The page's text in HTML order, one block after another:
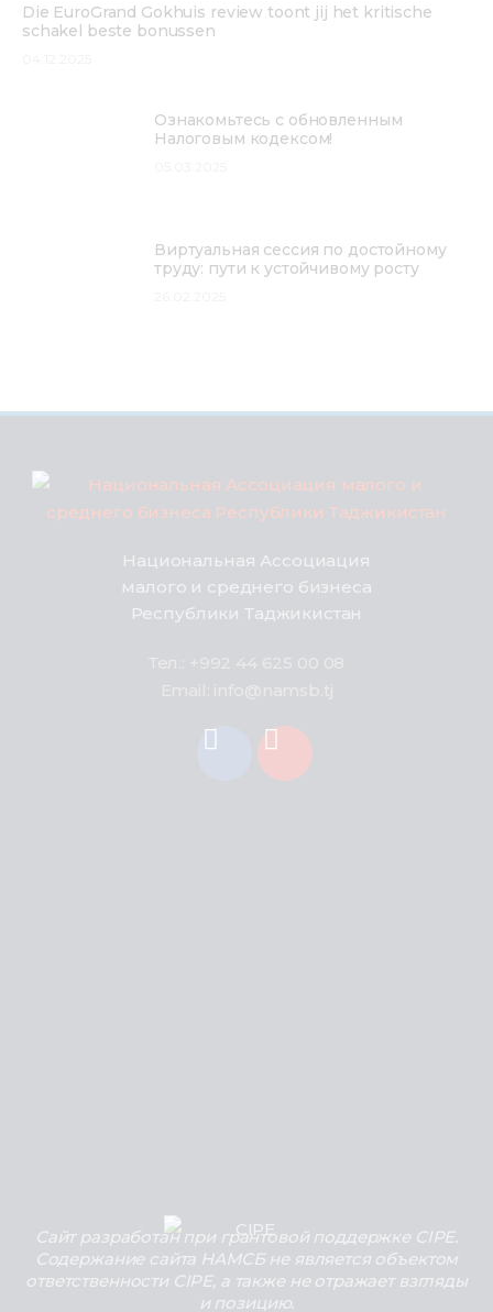
Die EuroGrand Gokhuis review toont jij het kritische
schakel beste bonussen
Ознакомьтесь с обновленным
Налоговым кодексом!
Виртуальная сессия по достойному
труду: пути к устойчивому росту
Национальная Ассоциация
малого и среднего бизнеса
Республики Таджикистан
Сайт разработан при грантовой поддержке CIPE.
Содержание сайта НАМСБ не является объектом
ответственности CIPE, а также не отражает взгляды
и позицию.